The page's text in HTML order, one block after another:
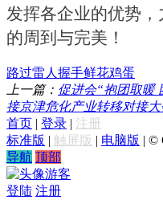
发挥各企业的优势
的周到与完美！
路过雷人 握手鲜花鸡蛋
上一篇： 促进会“抱团取暖
接京津危化产业转移对接大
首页 | 登录 | 注册
标准版 | 触屏版 | 电脑版 | ©
导航 顶部
游客
登陆 注册